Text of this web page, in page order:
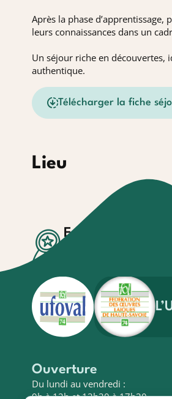
Après la phase
leurs connaissances dans un
Un séjour riche en découvertes,
authentique.
Télécharger la fiche
Lieu
Engagement
Ouverture
Du lundi au vendredi :
9h à 12h et 13h30 à 17h30